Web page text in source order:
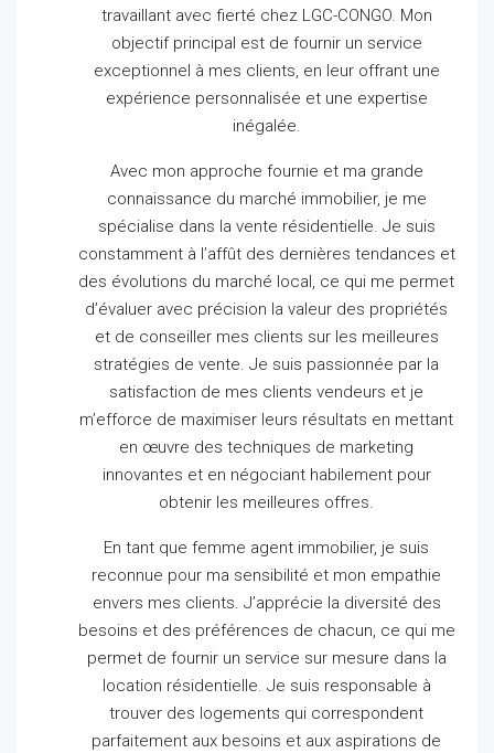
travaillant avec fierté chez LGC-CONGO. Mon
objectif principal est de fournir un service
exceptionnel à mes clients, en leur offrant une
expérience personnalisée et une expertise
inégalée.
Avec mon approche fournie et ma grande
connaissance du marché immobilier, je me
spécialise dans la vente résidentielle. Je suis
constamment à l’affût des dernières tendances et
des évolutions du marché local, ce qui me permet
d’évaluer avec précision la valeur des propriétés
et de conseiller mes clients sur les meilleures
stratégies de vente.Je suis passionnée par la
satisfaction de mes clients vendeurs et je
m’efforce de maximiser leurs résultats en mettant
en œuvre des techniques de marketing
innovantes et en négociant habilement pour
obtenir les meilleures offres.
En tant que femme agent immobilier, je suis
reconnue pour ma sensibilité et mon empathie
envers mes clients. J’apprécie la diversité des
besoins et des préférences de chacun, ce qui me
permet de fournir un service sur mesure dans la
location résidentielle. Je suis responsable à
trouver des logements qui correspondent
parfaitement aux besoins et aux aspirations de